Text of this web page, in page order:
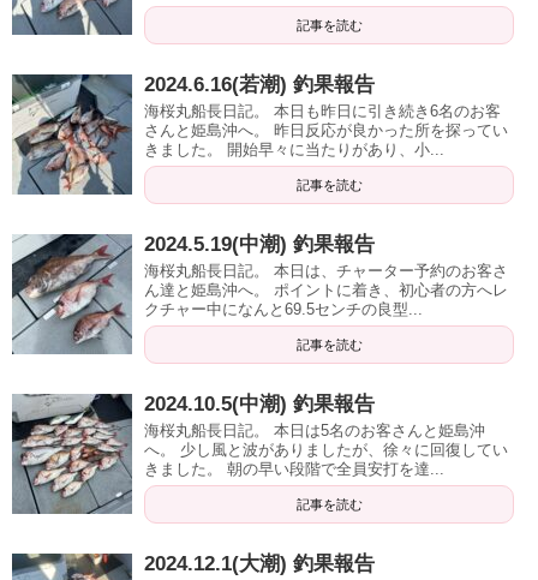
記事を読む
2024.6.16(若潮) 釣果報告
海桜丸船長日記。 本日も昨日に引き続き6名のお客
さんと姫島沖へ。 昨日反応が良かった所を探ってい
きました。 開始早々に当たりがあり、小...
記事を読む
2024.5.19(中潮) 釣果報告
海桜丸船長日記。 本日は、チャーター予約のお客さ
ん達と姫島沖へ。 ポイントに着き、初心者の方へレ
クチャー中になんと69.5センチの良型...
記事を読む
2024.10.5(中潮) 釣果報告
海桜丸船長日記。 本日は5名のお客さんと姫島沖
へ。 少し風と波がありましたが、徐々に回復してい
きました。 朝の早い段階で全員安打を達...
記事を読む
2024.12.1(大潮) 釣果報告